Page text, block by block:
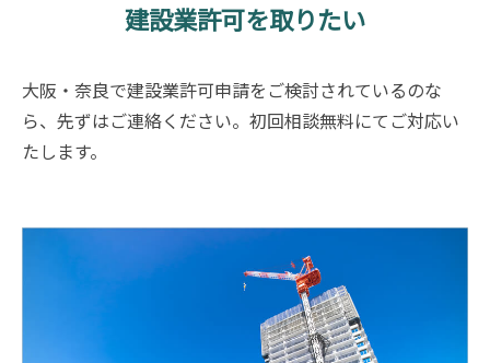
建設業許可を取りたい
大阪・奈良で建設業許可申請をご検討されているのな
ら、先ずはご連絡ください。初回相談無料にてご対応い
たします。